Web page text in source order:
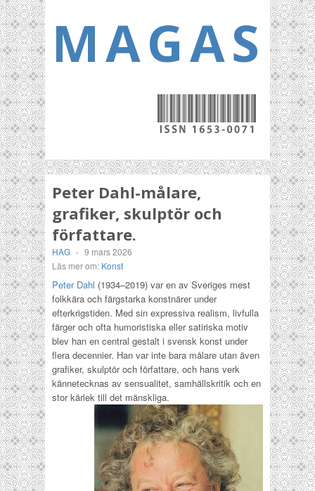
Peter Dahl-målare,
grafiker, skulptör och
författare.
HAG - 9 mars 2026
Läs mer om: Konst
Peter Dahl (1934–2019) var en av Sveriges mest
folkkära och färgstarka konstnärer under
efterkrigstiden. Med sin expressiva realism, livfulla
färger och ofta humoristiska eller satiriska motiv
blev han en central gestalt i svensk konst under
flera decennier. Han var inte bara målare utan även
grafiker, skulptör och författare, och hans verk
kännetecknas av sensualitet, samhällskritik och en
stor kärlek till det mänskliga.